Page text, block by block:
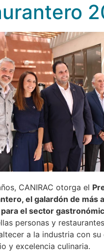
CANIRAC otorga el
el galardón de más
el sector
personas y
a la industria con su
y excelencia culinaria.